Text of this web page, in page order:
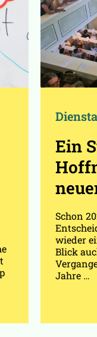
Ein
Schon
wieder
Blick
Jahre …